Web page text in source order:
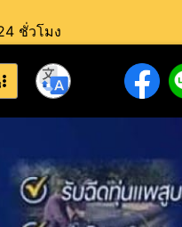
ชั่วโมง